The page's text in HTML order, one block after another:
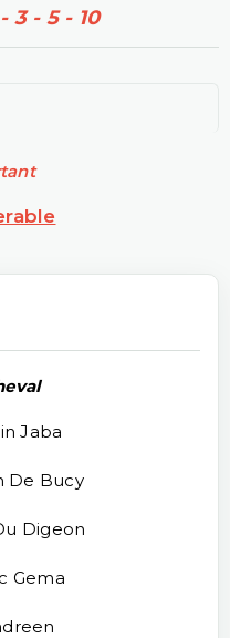
3 - 5 - 10
Jaba
De Bucy
Digeon
Gema